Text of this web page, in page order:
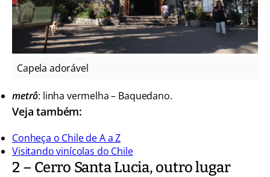
Capela adorável
metrô: linha vermelha – Baquedano.
Veja também:
Conheça o Chile de A a Z
Visitando vinícolas do Chile
2 – Cerro Santa Lucia, outro lugar